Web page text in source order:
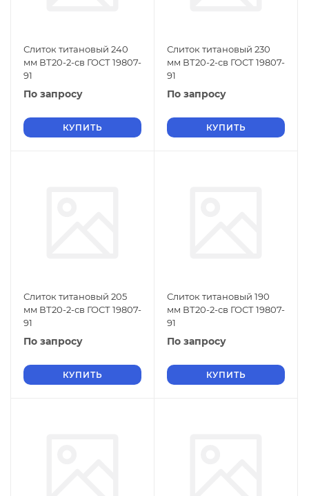
Слиток титановый 240
мм ВТ20-2-св ГОСТ 19807-
91
По запросу
КУПИТЬ
Слиток титановый 230
мм ВТ20-2-св ГОСТ 19807-
91
По запросу
КУПИТЬ
Слиток титановый 205
мм ВТ20-2-св ГОСТ 19807-
91
По запросу
КУПИТЬ
Слиток титановый 190
мм ВТ20-2-св ГОСТ 19807-
91
По запросу
КУПИТЬ